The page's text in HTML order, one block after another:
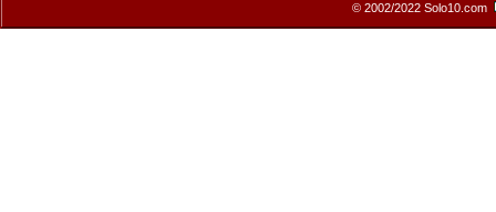
© 2002/2022 Solo10.com